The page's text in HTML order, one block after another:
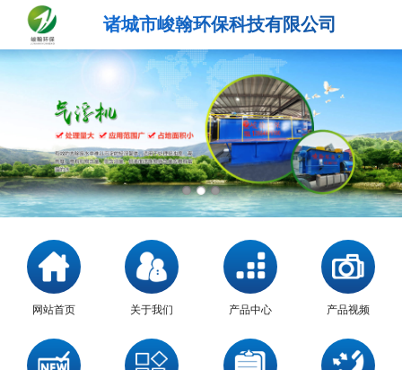
诸城市峻翰环保科技有限公司
网站首页 关于我们 产品中心 产品视频